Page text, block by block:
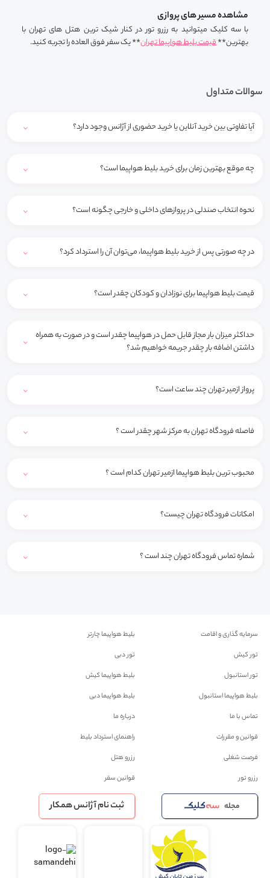
مشاهده مسیر های پروازی
با سه کلیک میتوانید به رزرو تور در کنار شیک ترین هتل های تهران با
بهترین**قیمت بلیط هواپیما تهران** یک سفر فوق العاده را تجربه کنید.
سوالات متداول
آیا تفاوتی بین خرید آنلاین یا خرید حضوری از آژانس وجود دارد؟
چه موقع بهترین زمان برای خرید بلیط هواپیما است؟
نحوه انتخاب صندلی در پروازهای داخلی و خارجی چگونه است؟
در چه صورتی پس از خرید بلیط هواپیما، می‌توان آن را استرداد کرد؟
قیمت بلیط هواپیما برای نوزادان و کودکان چقدر است؟
حداکثر میزان بار مجاز قابل حمل در هواپیما چقدر است و در صورت به همراه
داشتن اضافه بار چقدر جریمه خواهیم شد؟
پرواز ازمیر تهران چند ساعت است؟
فاصله فرودگاه تهران به مرکز شهر چقدر است ؟
محبوب ترین بلیط هواپیما ازمیر تهران کدام است ؟
امکانات فرودگاه تهران چیست؟
شماره تماس فرودگاه تهران چند است ؟
سرمایه گذاری و اقامت
بلیط هواپیما چارتر
تور کیش
تور دبی
تور استانبول
بلیط هواپیما کیش
بلیط هواپیما استانبول
بلیط هواپیما دبی
تماس با ما
درباره ما
قوانین و مقررات
راهنمای استرداد بلیط
فرصت شغلی
رزرو هتل
رزرو تور
قوانین سفر
مجله ثبت نام آژانس همکار